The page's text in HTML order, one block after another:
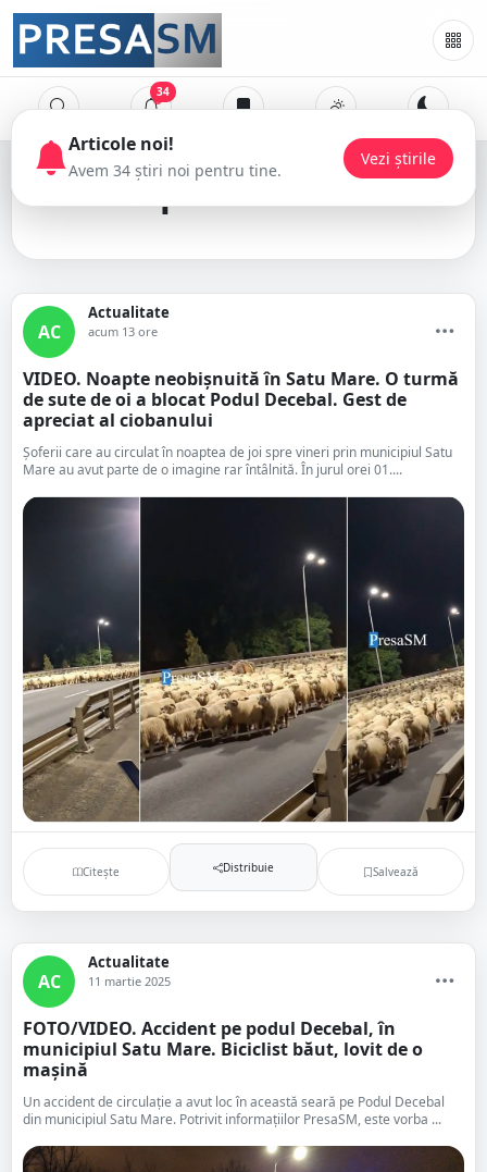
34
pod Decebal
AC
Actualitate
acum 13 ore
VIDEO. Noapte neobișnuită în Satu Mare. O turmă
de sute de oi a blocat Podul Decebal. Gest de
apreciat al ciobanului
Șoferii care au circulat în noaptea de joi spre vineri prin municipiul Satu
Mare au avut parte de o imagine rar întâlnită. În jurul orei 01....
Citește Distribuie Salvează
AC
Actualitate
11 martie 2025
FOTO/VIDEO. Accident pe podul Decebal, în
municipiul Satu Mare. Biciclist băut, lovit de o
mașină
Un accident de circulație a avut loc în această seară pe Podul Decebal
din municipiul Satu Mare. Potrivit informațiilor PresaSM, este vorba ...